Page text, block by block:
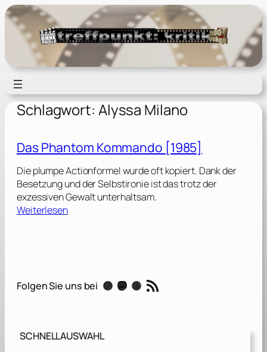
Zum
Inhalt
springen
Schlagwort: Alyssa Milano
Das Phantom Kommando [1985]
Die plumpe Actionformel wurde oft kopiert. Dank der
Besetzung und der Selbstironie ist das trotz der
exzessiven Gewalt unterhaltsam.
Weiterlesen:
a
m
Folgen Sie uns bei Instagram Mastodon Threads RSS-Feed
SCHNELLAUSWAHL